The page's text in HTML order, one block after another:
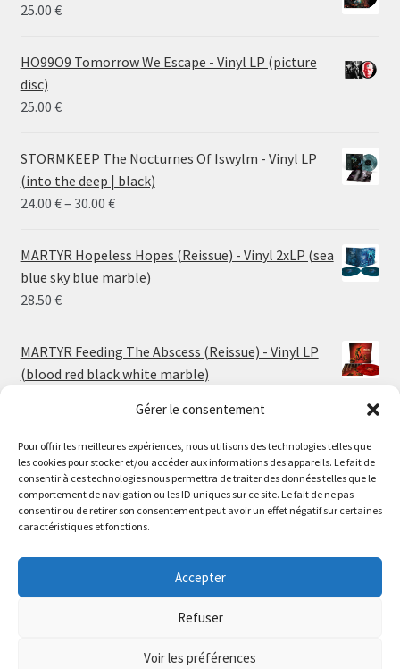
Gérer le consentement
Pour offrir les meilleures expériences, nous utilisons des technologies telles que
les cookies pour stocker et/ou accéder aux informations des appareils. Le fait de
consentir à ces technologies nous permettra de traiter des données telles que le
comportement de navigation ou les ID uniques sur ce site. Le fait de ne pas
consentir ou de retirer son consentement peut avoir un effet négatif sur certaines
caractéristiques et fonctions.
Accepter
Refuser
Voir les préférences
Le magasin de Lyon sera fermé du 30 juillet au 17 août
inclus. Les commandes seront expédiées à partir du 18
The physical record shop will be closed from july 30th to
august 17th included. Online orders will start shipping on
august 18th.
25.00 €
HO99O9 Tomorrow We Escape - Vinyl LP (picture
disc)
25.00 €
STORMKEEP The Nocturnes Of Iswylm - Vinyl LP
(into the deep | black)
24.00 €– 30.00 €Price
24.00 €
through
MARTYR Hopeless Hopes (Reissue) - Vinyl 2xLP (sea
blue sky blue marble)
28.50 €
MARTYR Feeding The Abscess (Reissue) - Vinyl LP
(blood red black white marble)
MARTYR Warp Zone (Reissue) - Vinyl LP (swamp
green orange marble)
23.00€